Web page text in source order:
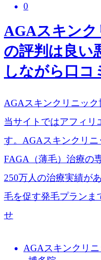
0
AGAスキン
の評判は良い
しながら口コ
AGAスキンクリニッ
当サイトではアフィリ
す。AGAスキンクリニ
FAGA（薄毛）治療の
250万人の治療実績が
毛を促す発毛プランま
せ
AGAスキンクリニ